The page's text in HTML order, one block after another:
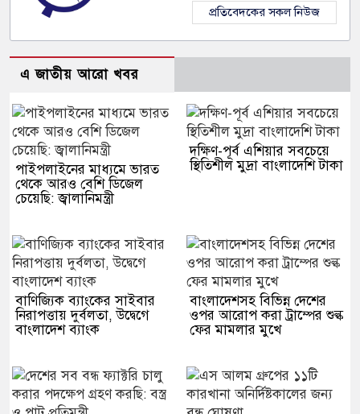
প্রতিবেদকের সকল নিউজ
এ জাতীয় আরো খবর
পাইপলাইনের মাধ্যমে ভারত
থেকে আরও বেশি ডিজেল
চেয়েছি: জ্বালানিমন্ত্রী
দক্ষিণ-পূর্ব এশিয়ার সবচেয়ে
স্থিতিশীল মুদ্রা বাংলাদেশি টাকা
বাণিজ্যিক ব্যাংকের সাইবার
নিরাপত্তায় দুর্বলতা, উদ্বেগে
বাংলাদেশ ব্যাংক
বাংলাদেশসহ বিভিন্ন দেশের
ওপর আরোপ করা ট্রাম্পের শুল্ক
ফের মামলার মুখে